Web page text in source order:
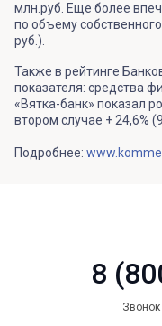
млн.руб. Еще более
по объему
руб.).
Также в рейтинге
показателя: средства
«Вятка-банк» показал
втором случае + 24,6%
Подробнее:
8